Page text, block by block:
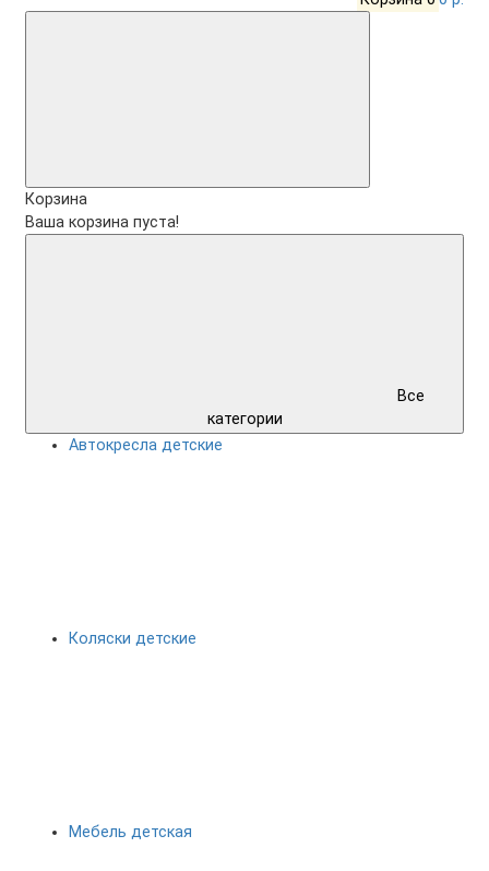
Корзина
Ваша корзина пуста!
Все
категории
Автокресла детские
Коляски детские
Мебель детская